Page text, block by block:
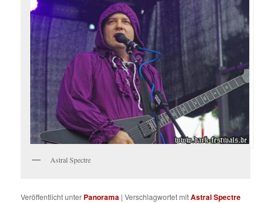
Astral Spectre
Veröffentlicht unter Panorama |Verschlagwortet mitAstral Spectre